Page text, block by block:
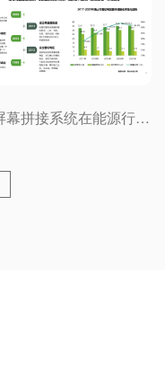
大屏幕拼接系统在能源行业的应用市场调研项目案例